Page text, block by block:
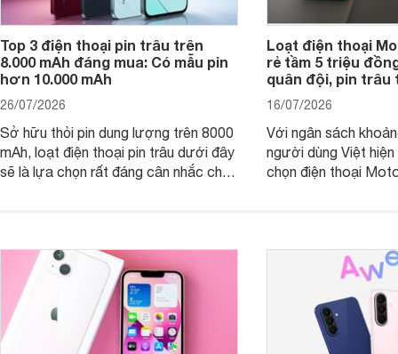
Top 3 điện thoại pin trâu trên
8.000 mAh đáng mua: Có mẫu pin
hơn 10.000 mAh
26/07/2026
Sở hữu thỏi pin dung lượng trên 8000
mAh, loạt điện thoại pin trâu dưới đây
sẽ là lựa chọn rất đáng cân nhắc cho
Loạt điện thoại
rẻ tầm 5 triệu
quân đội, pin trâu
16/07/2026
Với ngân sách
người dùng Việt
chọn điện thoại